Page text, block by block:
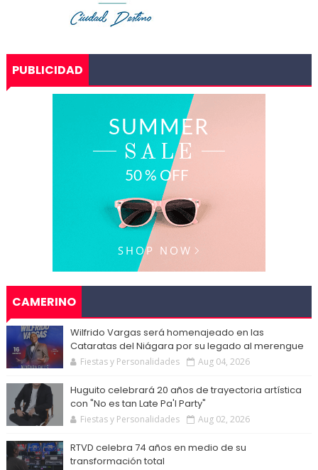
PUBLICIDAD
CAMERINO
Wilfrido Vargas será homenajeado en las
Cataratas del Niágara por su legado al merengue
Fiestas y Personalidades Aug 04, 2026
Huguito celebrará 20 años de trayectoria artística
con "No es tan Late Pa'l Party"
Fiestas y Personalidades Aug 02, 2026
RTVD celebra 74 años en medio de su
transformación total